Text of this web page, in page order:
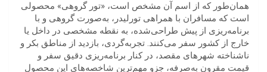
همان‌طور که از اسم آن مشخص است، «تور گروهی» محصولی
است که مسافران با همراهی تورلیدر، به‌صورت گروهی و با
برنامه‌ریزی از پیش طراحی‌شده، به نقطه‌ مشخصی در داخل یا
خارج از کشور سفر می‌کنند. تجربه‌گردی، بازدید از مناطق بکر و
ناشناخته شهرهای مقصد، در کنار برنامه‌ریزی دقیق سفر و
قیمت مقرون به‌صرفه، جزو مهم‌ترین شاخصه‌های این محصول